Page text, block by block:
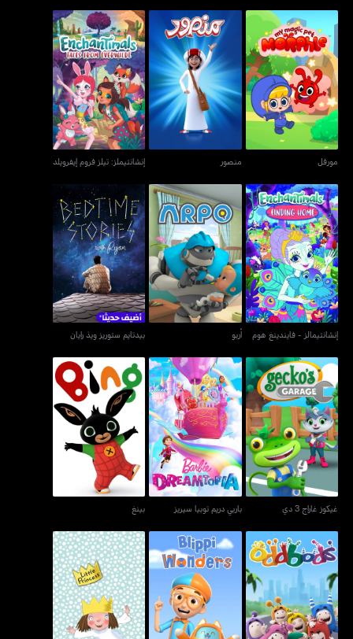
مورفل
مورفل
منصور
منصور
إنشانتيملز: تيلز فروم إيفرويلد
إنشانتيملز: تيلز فروم إيفرويلد
إنشانتيمالز - فايندينغ هوم
إنشانتيمالز - فايندينغ هوم
أربو
أربو
بيدتايم ستوريز ويذ رايان
بيدتايم ستوريز ويذ رايان
غيكوز غاراج 3 دي
غيكوز غاراج 3 دي
باربي دريم توبيا سيريز
باربي دريم توبيا سيريز
بينغ
بينغ
أودبودز بليبي ووندرز ليتل برينسس